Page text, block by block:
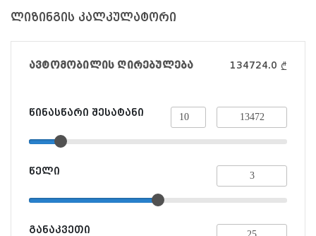
ლიზინგის კალკულატორი
ავტომობილის ღირებულება 134724.0 ₾
წინასწარი შესატანი
წელი
განაკვეთი